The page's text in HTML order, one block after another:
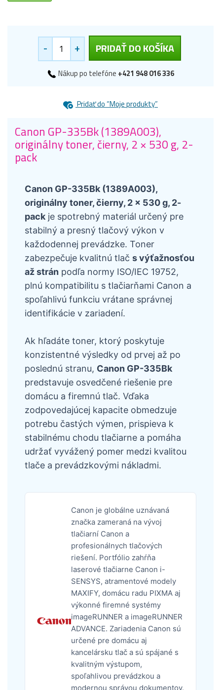
- + PRIDAŤ DO KOŠÍKA
Nákup po telefóne +421 948 016 336
Pridať do “Moje produkty”
Canon GP-335Bk (1389A003),
originálny toner, čierny, 2 × 530 g, 2-
pack
Canon GP-335Bk (1389A003),
originálny toner, čierny, 2 × 530 g, 2-
pack je spotrebný materiál určený pre
stabilný a presný tlačový výkon v
každodennej prevádzke. Toner
zabezpečuje kvalitnú tlač s výťažnosťou
až strán podľa normy ISO/IEC 19752,
plnú kompatibilitu s tlačiarňami Canon a
spoľahlivú funkciu vrátane správnej
identifikácie v zariadení.
Ak hľadáte toner, ktorý poskytuje
konzistentné výsledky od prvej až po
poslednú stranu, Canon GP-335Bk
predstavuje osvedčené riešenie pre
domácu a firemnú tlač. Vďaka
zodpovedajúcej kapacite obmedzuje
potrebu častých výmen, prispieva k
stabilnému chodu tlačiarne a pomáha
udržať vyvážený pomer medzi kvalitou
tlače a prevádzkovými nákladmi.
Canon je globálne uznávaná
značka zameraná na vývoj
tlačiarní Canon a
profesionálnych tlačových
riešení. Portfólio zahŕňa
laserové tlačiarne Canon i-
SENSYS, atramentové modely
MAXIFY, domácu radu PIXMA aj
výkonné firemné systémy
imageRUNNER a imageRUNNER
ADVANCE. Zariadenia Canon sú
určené pre domácu aj
kancelársku tlač a sú spájané s
kvalitným výstupom,
spoľahlivou prevádzkou a
modernou správou dokumentov.